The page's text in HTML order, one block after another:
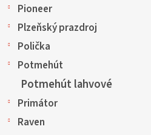
Pioneer
Plzeňský prazdroj
Polička
Potmehút
Potmehút lahvové
Primátor
Raven